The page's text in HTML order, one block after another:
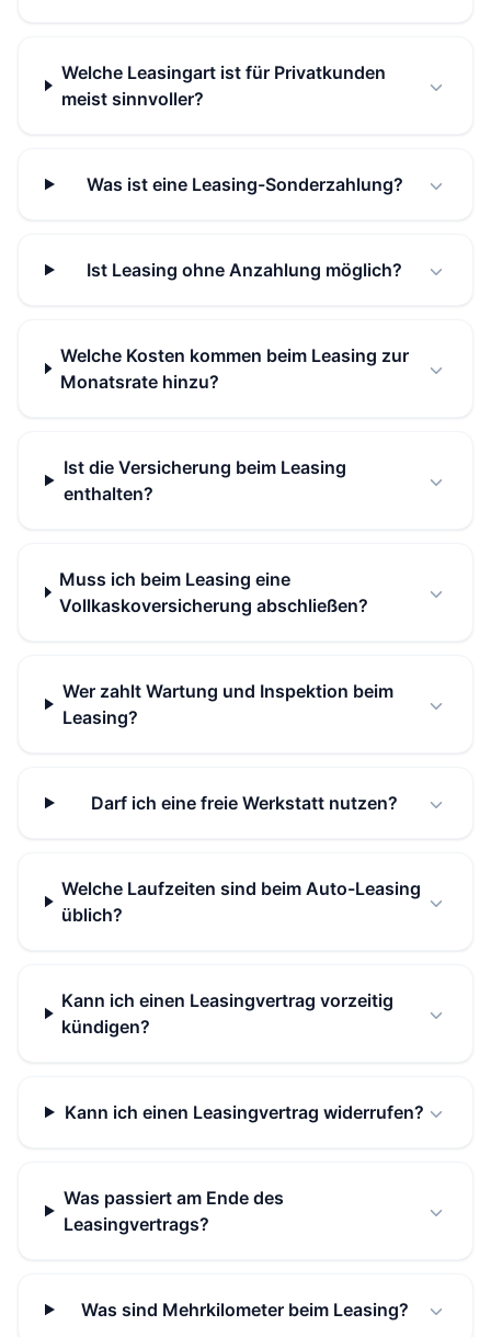
Welche Leasingart ist für Privatkunden
meist sinnvoller?
Was ist eine Leasing-Sonderzahlung?
Ist Leasing ohne Anzahlung möglich?
Welche Kosten kommen beim Leasing zur
Monatsrate hinzu?
Ist die Versicherung beim Leasing
enthalten?
Muss ich beim Leasing eine
Vollkaskoversicherung abschließen?
Wer zahlt Wartung und Inspektion beim
Leasing?
Darf ich eine freie Werkstatt nutzen?
Welche Laufzeiten sind beim Auto-Leasing
üblich?
Kann ich einen Leasingvertrag vorzeitig
kündigen?
Kann ich einen Leasingvertrag widerrufen?
Was passiert am Ende des
Leasingvertrags?
Was sind Mehrkilometer beim Leasing?